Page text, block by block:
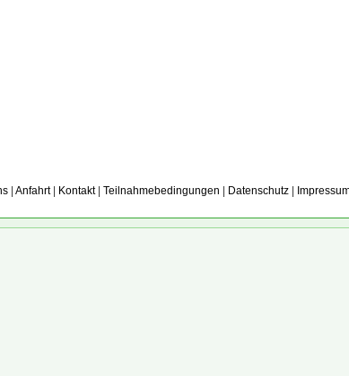
| Anfahrt| Kontakt| Teilnahmebedingungen Datenschutz|